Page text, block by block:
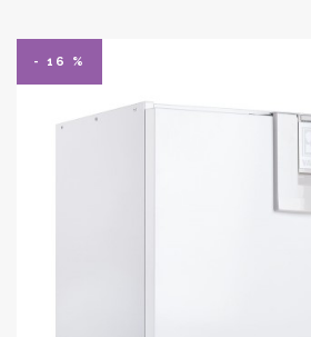
- 16 %